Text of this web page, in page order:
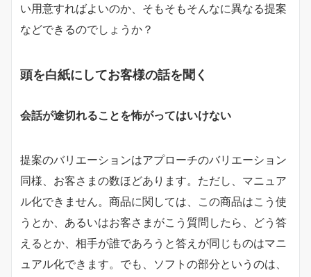
い用意すればよいのか、そもそもそんなに異なる提案
などできるのでしょうか？
頭を白紙にしてお客様の話を聞く
会話が途切れることを怖がってはいけない
提案のバリエーションはアプローチのバリエーション
同様、お客さまの数ほどあります。ただし、マニュア
ル化できません。商品に関しては、この商品はこう使
うとか、あるいはお客さまがこう質問したら、どう答
えるとか、相手が誰であろうと答えが同じものはマニ
ュアル化できます。でも、ソフトの部分というのは、